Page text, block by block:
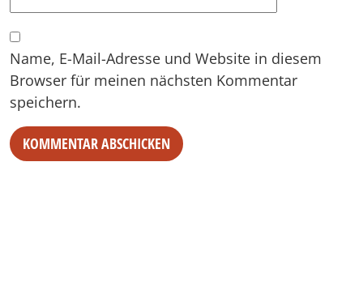
Name, E-Mail-Adresse und Website in diesem
Browser für meinen nächsten Kommentar
speichern.